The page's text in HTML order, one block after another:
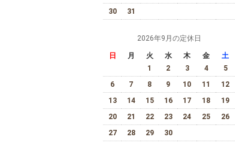
30
31
2026年9月の定休日
日 月 火 水 木 金
土
1
2 3 4
5
6
7 8 9 10 11
12
13
14 15 16 17 18
19
20
21 22 23 24 25
26
27
28 29 30